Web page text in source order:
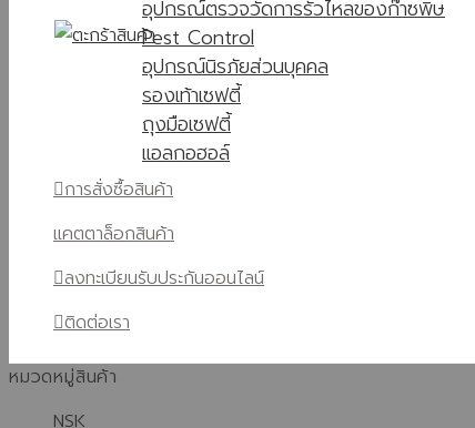
อุปกรณ์ตรวจวัดการรั่วไหลของก๊าซพิษ
Pest Control
อุปกรณ์นิรภัยส่วนบุคคล
รองเท้าเซฟตี้
ถุงมือเซฟตี้
แอลกอฮอล์
การสั่งซื้อสินค้า
แคตตาล็อกสินค้า
ลงทะเบียนรับประกันออนไลน์
ติดต่อเรา
หมวดหมู่สินค้า
NSK